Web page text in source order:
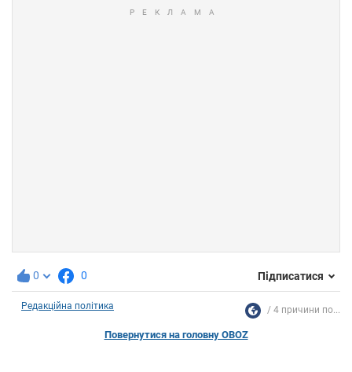
0 0 Підписатися
Редакційна політика 4 причини по...
Повернутися на головну OBOZ